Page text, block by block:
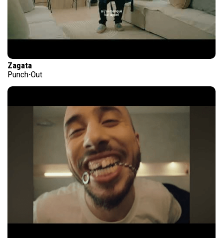
Zagata
Punch-Out